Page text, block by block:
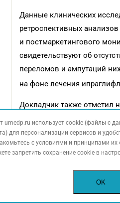
Данные клинических
ретроспективных
и постмаркетингового
свидетельствуют об
переломов и ампутаций
на фоне лечения
Докладчик также отметил
возможность развития
при выборе лекарственных
категории пациентов.
публикациям, повышение
маркера состояния
риск ампутаций нижних
umedp.ru использует cookie (файлы с
для персонализации сервисов и
с условиями и принципами их
запретить сохранение cookie в
OK